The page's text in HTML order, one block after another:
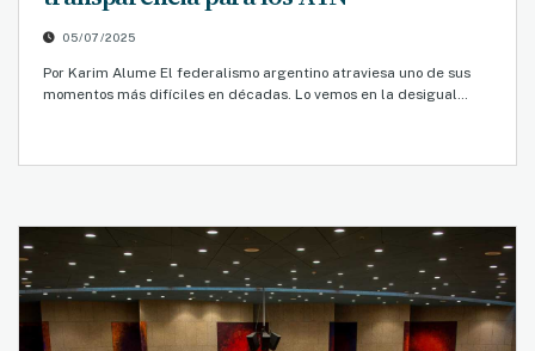
05/07/2025
Por Karim Alume El federalismo argentino atraviesa uno de sus
momentos más difíciles en décadas. Lo vemos en la desigual…